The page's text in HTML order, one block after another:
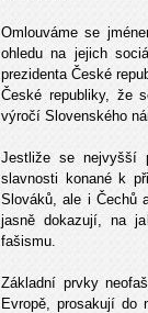
Omlouváme se
ohledu na jejich
prezidenta České
České republiky, že
výročí Slovenského
Jestliže se nejvyšší
slavnosti konané k
Slováků, ale i Čechů
jasně dokazují, na
fašismu.
Základní prvky
Evropě, prosakují